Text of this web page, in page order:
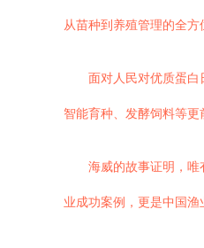
从苗种到养殖管理的全方
面对人民对优质蛋白
智能育种、发酵饲料等
海威的故事证明，
业成功案例，更是中国渔